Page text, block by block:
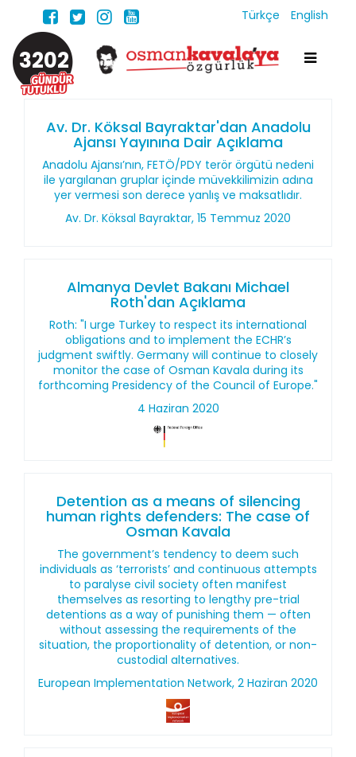
Türkçe English
3202
Av. Dr. Köksal Bayraktar'dan Anadolu
Ajansı Yayınına Dair Açıklama
Anadolu Ajansı’nın, FETÖ/PDY terör örgütü nedeni
ile yargılanan gruplar içinde müvekkilimizin adına
yer vermesi son derece yanlış ve maksatlıdır.
Av. Dr. Köksal Bayraktar, 15 Temmuz 2020
Almanya Devlet Bakanı Michael
Roth'dan Açıklama
Roth: "I urge Turkey to respect its international
obligations and to implement the ECHR’s
judgment swiftly. Germany will continue to closely
monitor the case of Osman Kavala during its
forthcoming Presidency of the Council of Europe."
4 Haziran 2020
Detention as a means of silencing
human rights defenders: The case of
Osman Kavala
The government’s tendency to deem such
individuals as ‘terrorists’ and continuous attempts
to paralyse civil society often manifest
themselves as resorting to lengthy pre-trial
detentions as a way of punishing them — often
without assessing the requirements of the
situation, the proportionality of detention, or non-
custodial alternatives.
European Implementation Network, 2 Haziran 2020